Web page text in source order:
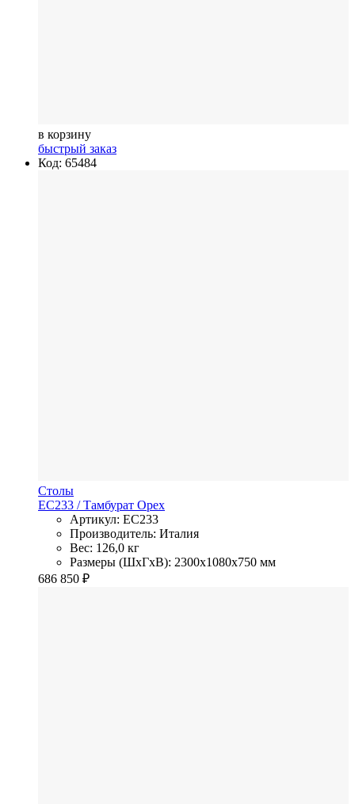
в корзину
быстрый заказ
Код: 65484
Столы
EC233 / Тамбурат Орех
Артикул: EC233
Производитель: Италия
Вес: 126,0 кг
Размеры (ШхГхВ): 2300x1080x750 мм
686 850 ₽